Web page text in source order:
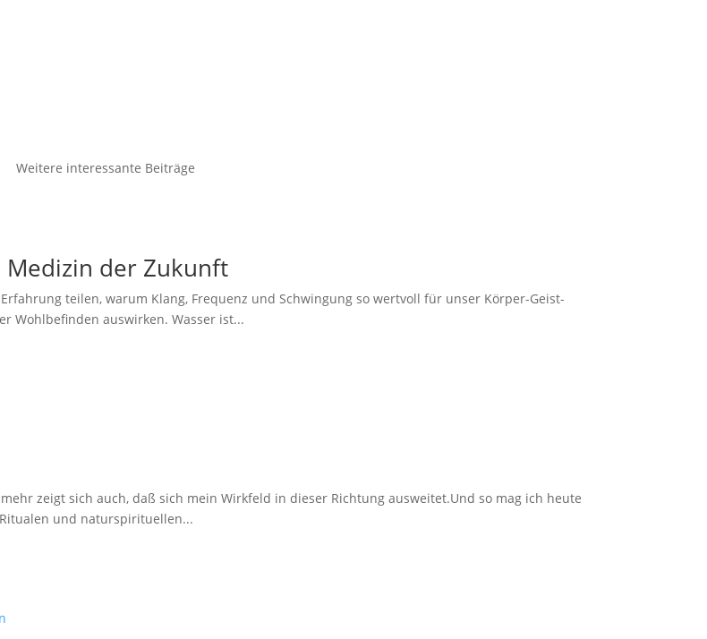
Weitere interessante Beiträge
Medizin der Zukunft
teilen, warum Klang, Frequenz und Schwingung so wertvoll für unser Körper-Geist-
Wohlbefinden auswirken. Wasser ist...
zeigt sich auch, daß sich mein Wirkfeld in dieser Richtung ausweitet.Und so mag ich heute
und naturspirituellen...